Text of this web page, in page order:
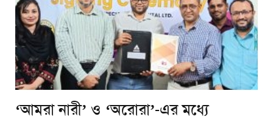
‘আমরা নারী’ ও ‘অরোরা’-এর মধ্যে